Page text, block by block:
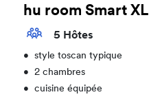
hu room Smart XL
5 Hôtes
•
style toscan typique
•
2 chambres
•
cuisine équipée